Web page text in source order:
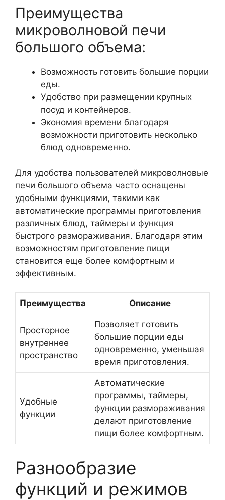
Преимущества
микроволновой печи
большого объема:
Возможность готовить большие порции
еды.
Удобство при размещении крупных
посуд и контейнеров.
Экономия времени благодаря
возможности приготовить несколько
блюд одновременно.
Для удобства пользователей микроволновые
печи большого объема часто оснащены
удобными функциями, такими как
автоматические программы приготовления
различных блюд, таймеры и функция
быстрого размораживания. Благодаря этим
возможностям приготовление пищи
становится еще более комфортным и
эффективным.
Преимущества Описание
Просторное
внутреннее
пространство
Позволяет готовить
большие порции еды
одновременно, уменьшая
время приготовления.
Удобные
функции
Автоматические
программы, таймеры,
функции размораживания
делают приготовление
пищи более комфортным.
Разнообразие
функций и режимов